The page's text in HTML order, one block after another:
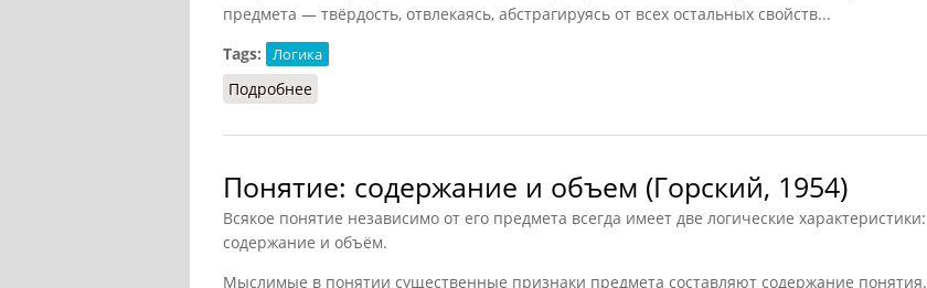
предмета — твёрдость, отвлекаясь, абстрагируясь от всех остальных свойств...
Tags:
Логика
Подробнее
Понятие: содержание и объем (Горский, 1954)
Всякое понятие независимо от его предмета всегда имеет две логические характеристики:
содержание и объём.
Мыслимые в понятии существенные признаки предмета составляют содержание понятия.